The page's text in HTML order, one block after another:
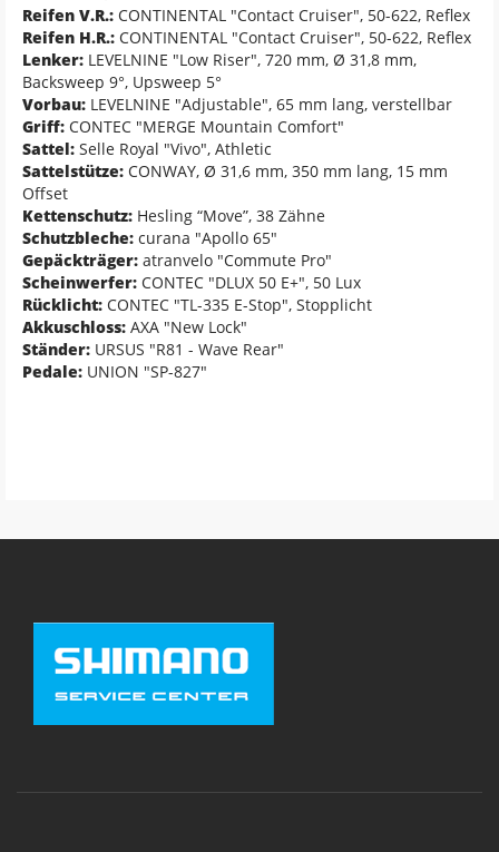
Reifen V.R.: CONTINENTAL "Contact Cruiser", 50-622, Reflex
Reifen H.R.: CONTINENTAL "Contact Cruiser", 50-622, Reflex
Lenker: LEVELNINE "Low Riser", 720 mm, Ø 31,8 mm,
Backsweep 9°, Upsweep 5°
Vorbau: LEVELNINE "Adjustable", 65 mm lang, verstellbar
Griff: CONTEC "MERGE Mountain Comfort"
Sattel: Selle Royal "Vivo", Athletic
Sattelstütze: CONWAY, Ø 31,6 mm, 350 mm lang, 15 mm
Offset
Kettenschutz: Hesling “Move”, 38 Zähne
Schutzbleche: curana "Apollo 65"
Gepäckträger: atranvelo "Commute Pro"
Scheinwerfer: CONTEC "DLUX 50 E+", 50 Lux
Rücklicht: CONTEC "TL-335 E-Stop", Stopplicht
Akkuschloss: AXA "New Lock"
Ständer: URSUS "R81 - Wave Rear"
Pedale: UNION "SP-827"